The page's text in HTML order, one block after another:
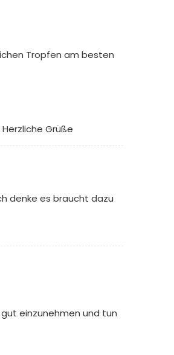
Tropfen am besten
Grüße
denke es braucht dazu
einzunehmen und tun